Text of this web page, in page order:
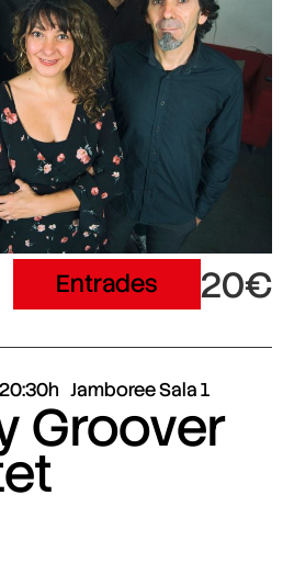
Entrades 20€
20:30h Jamboree Sala 1
Groover